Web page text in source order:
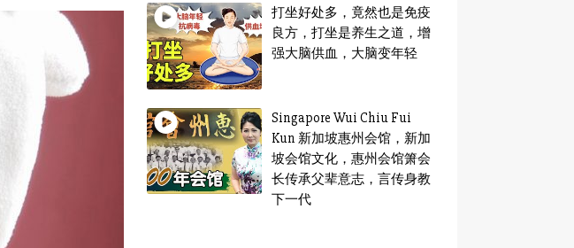
打坐好处多，竟然也是免疫
良方，打坐是养生之道，增
强大脑供血，大脑变年轻
Singapore Wui Chiu Fui
Kun 新加坡惠州会馆，新加
坡会馆文化，惠州会馆箫会
长传承父辈意志，言传身教
下一代